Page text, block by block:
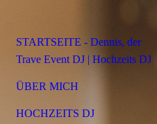
STARTSEITE - Dennis, der
Trave Event DJ | Hochzeits DJ
ÜBER MICH
HOCHZEITS DJ